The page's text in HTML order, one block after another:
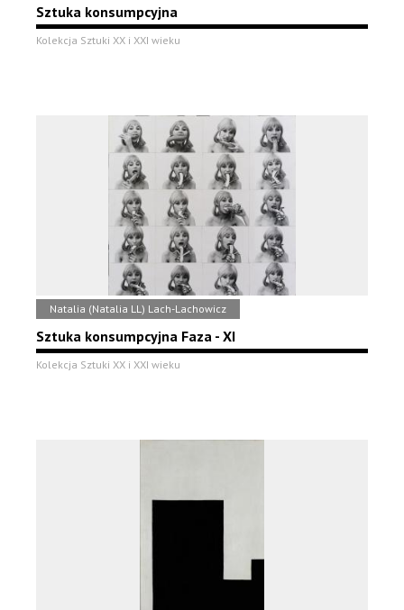
Sztuka konsumpcyjna
Kolekcja Sztuki XX i XXI wieku
Natalia (Natalia LL) Lach-Lachowicz
Sztuka konsumpcyjna Faza - XI
Kolekcja Sztuki XX i XXI wieku